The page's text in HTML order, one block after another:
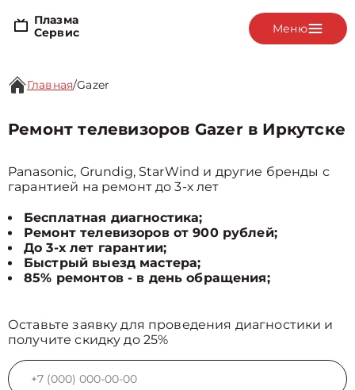
Плазма
Сервис
Меню
Главная/Gazer
Ремонт телевизоров Gazer в Иркутске
Panasonic, Grundig, StarWind и другие бренды с
гарантией на ремонт до 3-х лет
Бесплатная диагностика;
Ремонт телевизоров от 900 рублей;
До 3-х лет гарантии;
Быстрый выезд мастера;
85% ремонтов - в день обращения;
Оставьте заявку для проведения диагностики и
получите скидку до 25%